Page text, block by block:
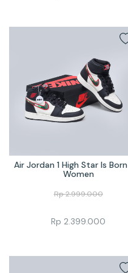
Air Jordan 1 High Star Is
Women
Rp2.999.000
Rp 2.399.000